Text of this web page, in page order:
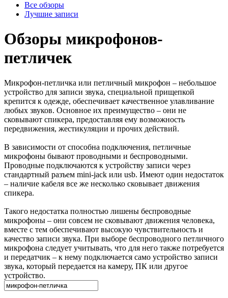
Все обзоры
Лучшие записи
Обзоры микрофонов-
петличек
Микрофон-петличка или петличный микрофон – небольшое
устройство для записи звука, специальной прищепкой
крепится к одежде, обеспечивает качественное улавливание
любых звуков. Основное их преимущество – они не
сковывают спикера, предоставляя ему возможность
передвижения, жестикуляции и прочих действий.
В зависимости от способна подключения, петличные
микрофоны бывают проводными и беспроводными.
Проводные подключаются к устройству записи через
стандартный разъем mini-jack или usb. Имеют один недостаток
– наличие кабеля все же несколько сковывает движения
спикера.
Такого недостатка полностью лишены беспроводные
микрофоны – они совсем не сковывают движения человека,
вместе с тем обеспечивают высокую чувствительность и
качество записи звука. При выборе беспроводного петличного
микрофона следует учитывать, что для него также потребуется
и передатчик – к нему подключается само устройство записи
звука, который передается на камеру, ПК или другое
устройство.